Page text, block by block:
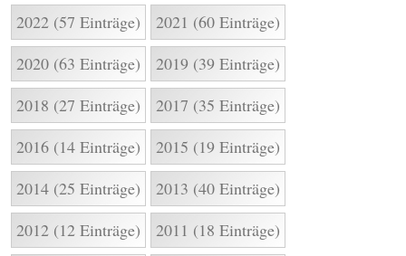
2022 (57 Einträge)
2021 (60 Einträge)
2020 (63 Einträge)
2019 (39 Einträge)
2018 (27 Einträge)
2017 (35 Einträge)
2016 (14 Einträge)
2015 (19 Einträge)
2014 (25 Einträge)
2013 (40 Einträge)
2012 (12 Einträge)
2011 (18 Einträge)